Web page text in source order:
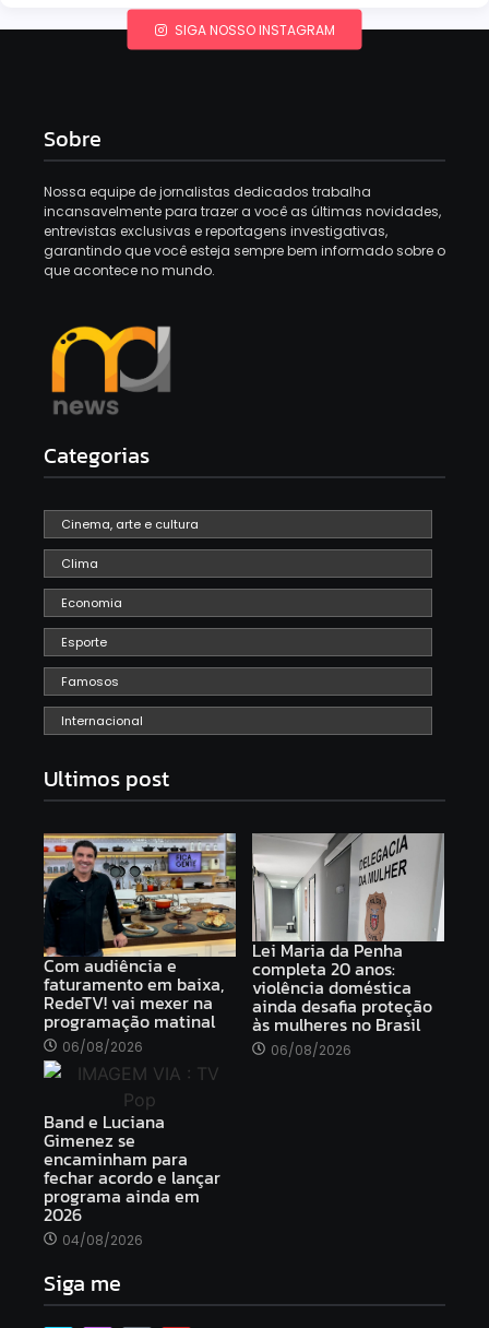
SIGA NOSSO INSTAGRAM
Sobre
Nossa equipe de jornalistas dedicados trabalha
incansavelmente para trazer a você as últimas novidades,
entrevistas exclusivas e reportagens investigativas,
garantindo que você esteja sempre bem informado sobre o
que acontece no mundo.
Categorias
Cinema, arte e cultura
Clima
Economia
Esporte
Famosos
Internacional
Ultimos post
Com audiência e
faturamento em baixa,
RedeTV! vai mexer na
programação matinal
06/08/2026
Lei Maria da Penha
completa 20 anos:
violência doméstica
ainda desafia proteção
às mulheres no Brasil
06/08/2026
Band e Luciana
Gimenez se
encaminham para
fechar acordo e lançar
programa ainda em
2026
04/08/2026
Siga me